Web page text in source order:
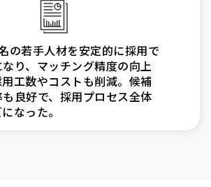
の若手人材を安定的に採用で
り、マッチング精度の向上
工数やコストも削減。候補
良好で、採用プロセス全体
なった。